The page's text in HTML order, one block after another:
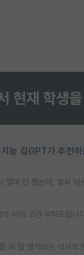
능 김GPT가 추천
얼마 안 됐는데, 벌써 남
머리 고견 부탁드립니다
제 일 챙기려는 석사의